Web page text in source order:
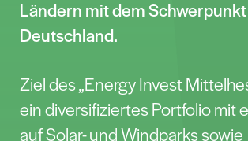
Ländern mit dem Schwerpunkt
Deutschland.
Ziel des „Energy Invest
ein diversifiziertes Portfolio mit
auf Solar- und Windparks sowie